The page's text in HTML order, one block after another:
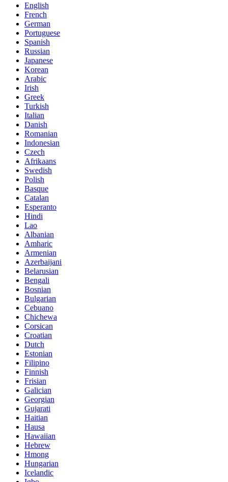
English
French
German
Portuguese
Spanish
Russian
Japanese
Korean
Arabic
Irish
Greek
Turkish
Italian
Danish
Romanian
Indonesian
Czech
Afrikaans
Swedish
Polish
Basque
Catalan
Esperanto
Hindi
Lao
Albanian
Amharic
Armenian
Azerbaijani
Belarusian
Bengali
Bosnian
Bulgarian
Cebuano
Chichewa
Corsican
Croatian
Dutch
Estonian
Filipino
Finnish
Frisian
Galician
Georgian
Gujarati
Haitian
Hausa
Hawaiian
Hebrew
Hmong
Hungarian
Icelandic